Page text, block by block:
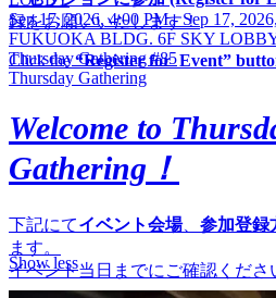
録をお願いいたします！
Click the“Register for Event”
Sep 17, 2026, 4:00 PM - Sep 17,
FUKUOKA BLDG. 6F SKY
Thursday Gathering #85
Thursday Gathering
Welcome to
Gathering！
下記にてイベント会場、 参加登録
ます。
イベント当日までにご確認くださ
Show less